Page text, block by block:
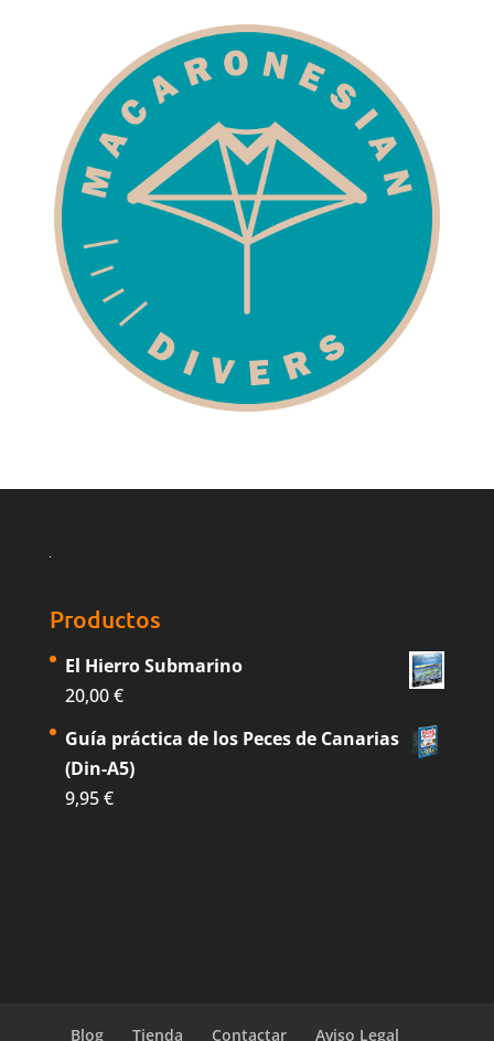
Productos
El Hierro Submarino
20,00€
Guía práctica de los Peces de Canarias
(Din-A5)
9,95€
Blog Tienda Contactar Aviso Legal